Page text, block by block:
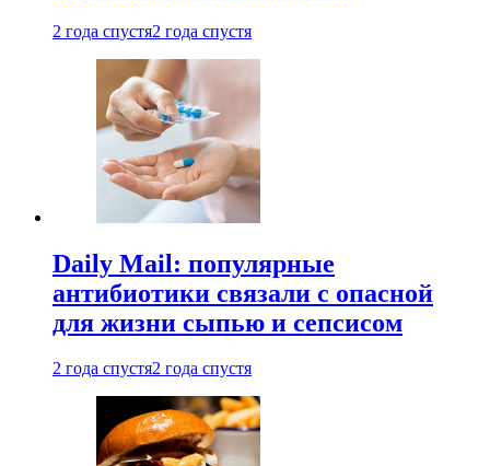
2 года спустя2 года спустя
Daily Mail: популярные
антибиотики связали с опасной
для жизни сыпью и сепсисом
2 года спустя2 года спустя